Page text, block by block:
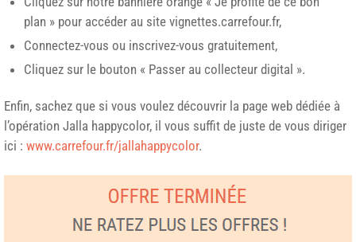
plan » pour accéder au site vignettes.carrefour.fr,
Connectez-vous ou inscrivez-vous gratuitement,
Cliquez sur le bouton « Passer au collecteur digital ».
Enfin, sachez que si vous voulez découvrir la page web dédiée à
l’opération Jalla happycolor, il vous suffit de juste de vous diriger
ici : www.carrefour.fr/jallahappycolor.